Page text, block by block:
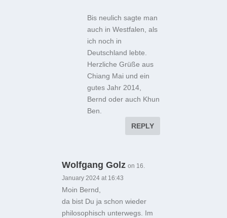
Bis neulich sagte man
auch in Westfalen, als
ich noch in
Deutschland lebte.
Herzliche Grüße aus
Chiang Mai und ein
gutes Jahr 2014,
Bernd oder auch Khun
Ben.
REPLY
Wolfgang Golz on 16.
January 2024 at 16:43
Moin Bernd,
da bist Du ja schon wieder
philosophisch unterwegs. Im